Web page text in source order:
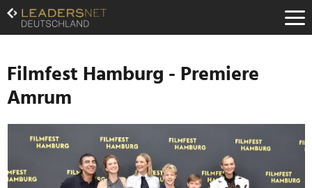
Zum
Inhalt
Zur
Navigation
Zur
Hauptnavigation
Filmfest Hamburg - Premiere
Amrum